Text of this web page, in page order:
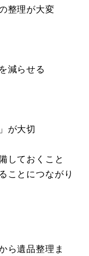
整理が大変
減らせる
が大切
しておくこと
ことにつながり
ら遺品整理ま